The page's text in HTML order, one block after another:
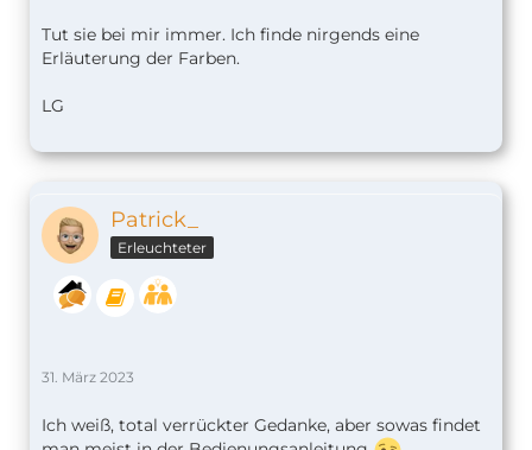
Tut sie bei mir immer. Ich finde nirgends eine
Erläuterung der Farben.
LG
Patrick_
Erleuchteter
31. März 2023
Ich weiß, total verrückter Gedanke, aber sowas findet